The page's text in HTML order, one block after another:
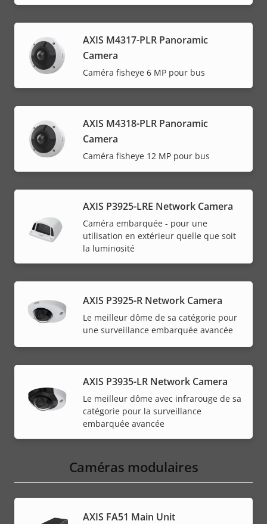
AXIS M4317-PLR Panoramic
Camera
Caméra fisheye 6 MP pour bus
AXIS M4318-PLR Panoramic
Camera
Caméra fisheye 12 MP pour bus
AXIS P3925-LRE Network Camera
Caméra embarquée - pour une
utilisation en extérieur quelle que soit
la luminosité
AXIS P3925-R Network Camera
Le meilleur dôme de sa catégorie pour
une surveillance embarquée avancée
AXIS P3935-LR Network Camera
Le meilleur dôme avec infrarouge de sa
catégorie pour la surveillance
embarquée avancée
Caméras modulaires
AXIS FA51 Main Unit